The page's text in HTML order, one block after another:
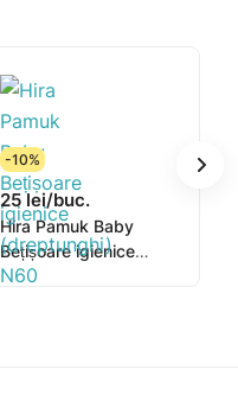
-10%
25 lei/buc.
Hira Pamuk Baby
Bețișoare igienice
(dreptunghi) N60